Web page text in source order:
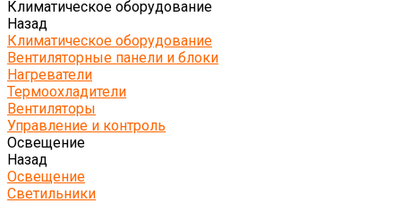
Климатическое оборудование
Назад
Климатическое оборудование
Вентиляторные панели и блоки
Нагреватели
Термоохладители
Вентиляторы
Управление и контроль
Освещение
Назад
Освещение
Светильники